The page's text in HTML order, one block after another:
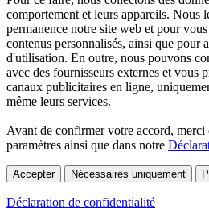
comportement et leurs appareils. Nous
permanence notre site web et pour
contenus personnalisés, ainsi que pour
d'utilisation. En outre, nous pouvons
avec des fournisseurs externes et vous
canaux publicitaires en ligne,
même leurs services.
Avant de confirmer votre accord, merci
paramètres ainsi que dans notre
Accepter Nécessaires uniquement
Déclaration de confidentialité